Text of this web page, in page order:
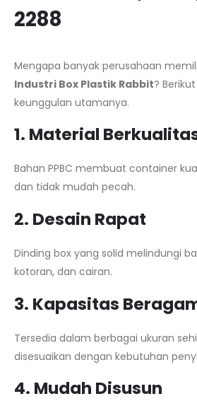
2288
Mengapa banyak perusahaan
Industri Box Plastik Rabbit?
keunggulan utamanya.
1. Material
Bahan PPBC membuat container
dan tidak mudah pecah.
2. Desain Rapat
Dinding box yang solid melindungi
kotoran, dan cairan.
3. Kapasitas
Tersedia dalam berbagai ukuran
disesuaikan dengan kebutuhan
4. Mudah Disusun